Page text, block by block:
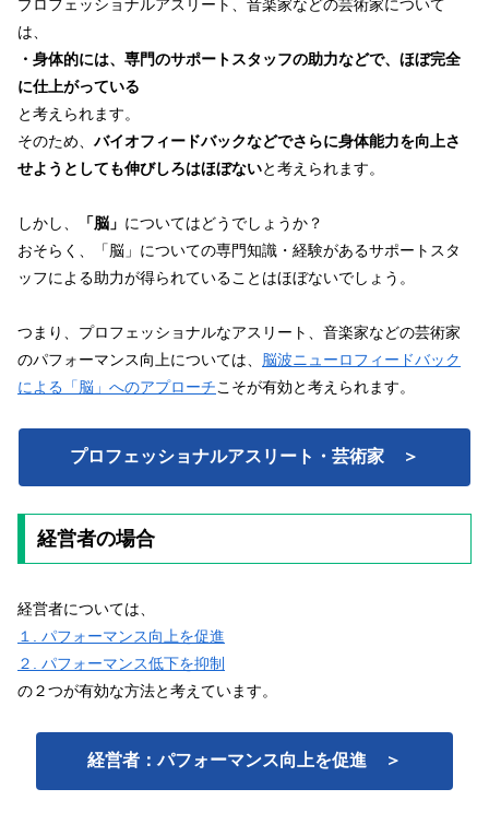
プロフェッショナルアスリート、音楽家などの芸術家について
は、
・身体的には、専門のサポートスタッフの助力などで、ほぼ完全
に仕上がっている
と考えられます。
そのため、 バイオフィードバックなどでさらに身体能力を向上さ
せようとしても伸びしろはほぼないと考えられます。
しかし、 「脳」 についてはどうでしょうか？
おそらく、「脳」についての専門知識・経験があるサポートスタ
ッフによる助力が得られていることはほぼないでしょう。
つまり、プロフェッショナルなアスリート、音楽家などの芸術家
のパフォーマンス向上については、 脳波ニューロフィードバック
による「脳」へのアプローチこそが有効と考えられます。
プロフェッショナルアスリート・芸術家 ＞
経営者の場合
経営者については、
１. パフォーマンス向上を促進
２. パフォーマンス低下を抑制
の２つが有効な方法と考えています。
経営者：パフォーマンス向上を促進 ＞